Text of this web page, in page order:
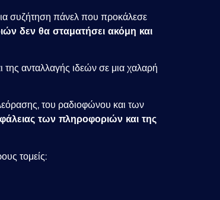
συζήτηση πάνελ που προκάλεσε
δεν θα σταματήσει ακόμη και
ανταλλαγής ιδεών σε μια χαλαρή
του ραδιοφώνου και των
των πληροφοριών και της
τομείς: